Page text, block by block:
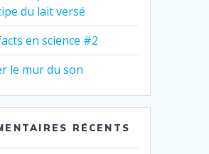
du lait versé
en science #2
le mur du son
RÉCENTS